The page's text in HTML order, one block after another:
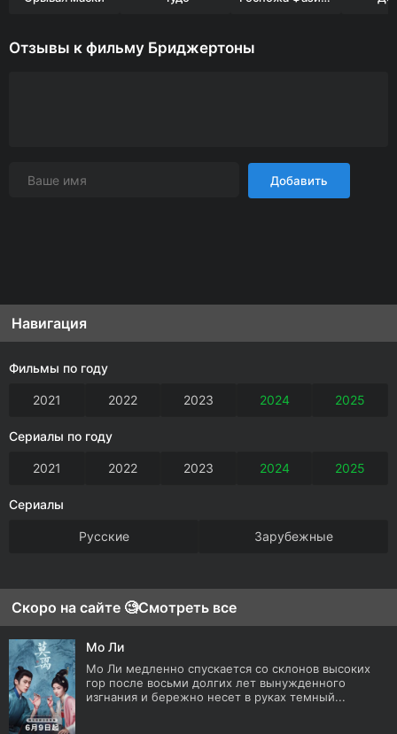
Отзывы к фильму Бриджертоны
Добавить
Навигация
Фильмы по году
2021 2022 2023 2024 2025
Сериалы по году
2021 2022 2023 2024 2025
Сериалы
Русские Зарубежные
Скоро на сайте 🧐Смотреть все
Мо Ли
Мо Ли медленно спускается со склонов высоких
гор после восьми долгих лет вынужденного
изгнания и бережно несет в руках темный...